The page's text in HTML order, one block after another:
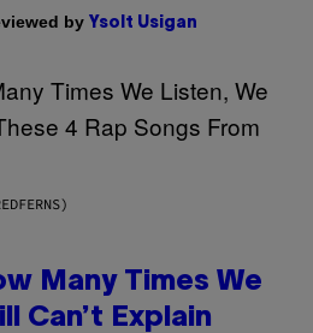
by Ysolt Usigan
Many Times We
Can’t Explain